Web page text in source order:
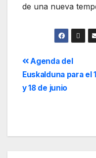
de una nueva
Agenda del
Euskalduna para el
y 18 de junio